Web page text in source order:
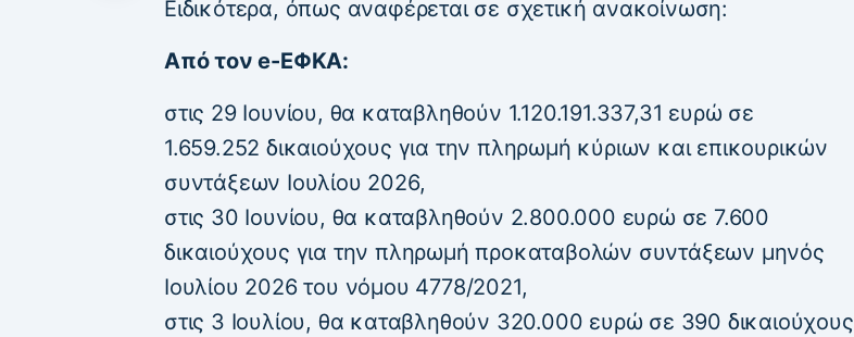
Ειδικότερα, όπως αναφέρεται σε σχετική ανακοίνωση:
Από τον e-ΕΦΚΑ:
στις 29 Ιουνίου, θα καταβληθούν 1.120.191.337,31 ευρώ σε
1.659.252 δικαιούχους για την πληρωμή κύριων και επικουρικών
συντάξεων Ιουλίου 2026,
στις 30 Ιουνίου, θα καταβληθούν 2.800.000 ευρώ σε 7.600
δικαιούχους για την πληρωμή προκαταβολών συντάξεων μηνός
Ιουλίου 2026 του νόμου 4778/2021,
στις 3 Ιουλίου, θα καταβληθούν 320.000 ευρώ σε 390 δικαιούχους